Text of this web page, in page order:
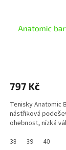
Anatomic
797 Kč
Tenisky Anatomic
nástřiková
ohebnost, nízká
38
39 40